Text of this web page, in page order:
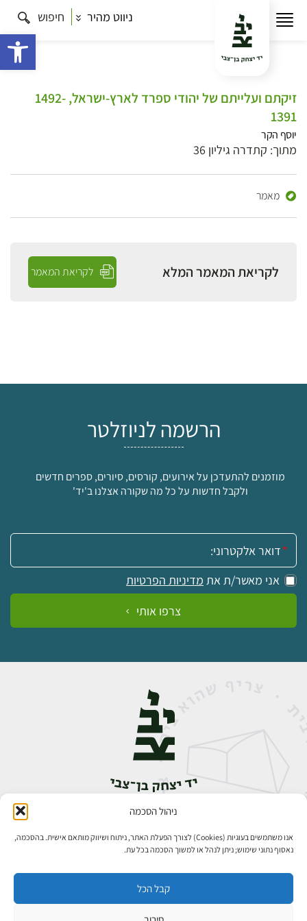
ניהול הסכמה
אנו משתמשים בעוגיות (Cookies) לצורך הפעלת האתר, ניתוח ושיווק מותאם אישית. בהסכמה,
נאסוף נתוני שימוש; ניתן לנהל או למשוך הסכמה בכל עת.
קבל הכל
ניווט מהיר חיפוש
זיקתם ועלייתם של יהודי ספרד לארץ-ישראל, 1492-
1391
יוסף הקר
מתוך: קתדרה גיליון 36
מאמר
לקריאת המאמר המלא לקריאת המאמר
הרשמה לניוזלטר
מוזמנים להתעדכן על אירועים, קורסים, סיורים, ספרים חדשים
ולקבל חדשות על כל מה שקורה אצלנו ב'יד'
אימייל:
אני מאשר/ת את מדיניות הפרטיות
צרפו אותי
אבן גבירול 14, רחביה, ירושלים